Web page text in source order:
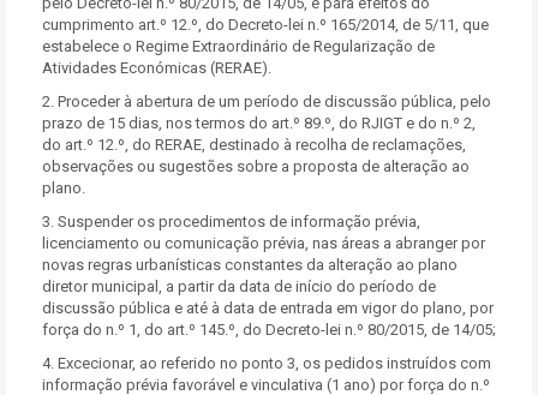
cumprimento art.º 12.º, do Decreto-lei n.º 165/2014, de 5/11, que
estabelece o Regime Extraordinário de Regularização de
Atividades Económicas (RERAE).
2. Proceder à abertura de um período de discussão pública, pelo
prazo de 15 dias, nos termos do art.º 89.º, do RJIGT e do n.º 2,
do art.º 12.º, do RERAE, destinado à recolha de reclamações,
observações ou sugestões sobre a proposta de alteração ao
plano.
3. Suspender os procedimentos de informação prévia,
licenciamento ou comunicação prévia, nas áreas a abranger por
novas regras urbanísticas constantes da alteração ao plano
diretor municipal, a partir da data de início do período de
discussão pública e até à data de entrada em vigor do plano, por
força do n.º 1, do art.º 145.º, do Decreto-lei n.º 80/2015, de 14/05;
4. Excecionar, ao referido no ponto 3, os pedidos instruídos com
informação prévia favorável e vinculativa (1 ano) por força do n.º